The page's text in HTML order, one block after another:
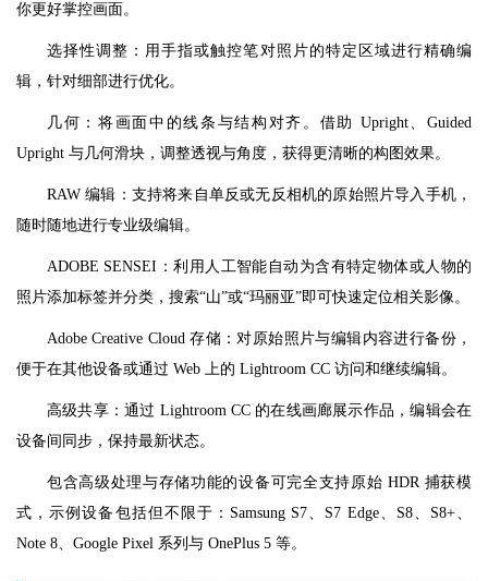
你更好掌控画面。
选择性调整：用手指或触控笔对照片的特定区域进行精确编
辑，针对细部进行优化。
几何：将画面中的线条与结构对齐。借助 Upright、Guided
Upright 与几何滑块，调整透视与角度，获得更清晰的构图效果。
RAW 编辑：支持将来自单反或无反相机的原始照片导入手机，
随时随地进行专业级编辑。
ADOBE SENSEI：利用人工智能自动为含有特定物体或人物的
照片添加标签并分类，搜索“山”或“玛丽亚”即可快速定位相关影像。
Adobe Creative Cloud 存储：对原始照片与编辑内容进行备份，
便于在其他设备或通过 Web 上的 Lightroom CC 访问和继续编辑。
高级共享：通过 Lightroom CC 的在线画廊展示作品，编辑会在
设备间同步，保持最新状态。
包含高级处理与存储功能的设备可完全支持原始 HDR 捕获模
式，示例设备包括但不限于：Samsung S7、S7 Edge、S8、S8+、
Note 8、Google Pixel 系列与 OnePlus 5 等。